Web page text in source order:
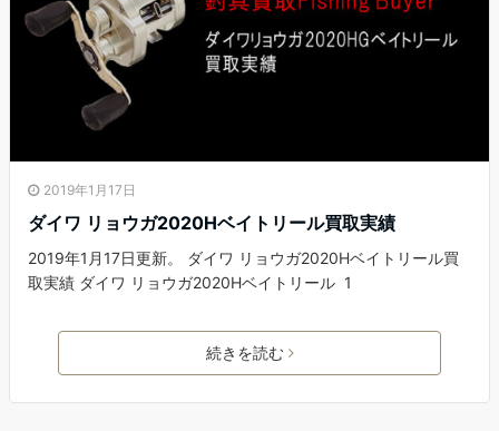
2019年1月17日
ダイワ リョウガ2020Hベイトリール買取実績
2019年1月17日更新。 ダイワ リョウガ2020Hベイトリール買
取実績 ダイワ リョウガ2020Hベイトリール 1
続きを読む